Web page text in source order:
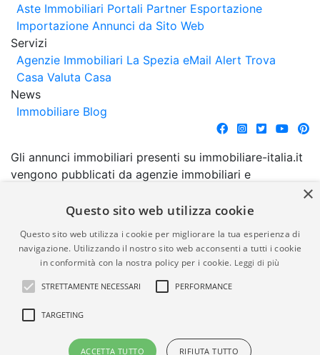
Aste Immobiliari Portali Partner Esportazione
Importazione Annunci da Sito Web
Servizi
Agenzie Immobiliari La Spezia eMail Alert Trova
Casa Valuta Casa
News
Immobiliare Blog
Gli annunci immobiliari presenti su immobiliare-italia.it
vengono pubblicati da agenzie immobiliari e
comporta l'approvazione o l'avallo da parte di
garanzia da parte di quest'ultima. immobiliare-italia.it
quindi non è responsabile della veridicità, della
correttezza, della completezza, della normativa in
materia di privacy e/o di alcun altro aspetto dei
suddetti annunci.
© Copyright 2007 - 2026
Powered by
×
Questo sito web utilizza cookie
Questo sito web utilizza i cookie per migliorare la tua esperienza di
navigazione. Utilizzando il nostro sito web acconsenti a tutti i cookie
in conformità con la nostra policy per i cookie. Leggi di più
STRETTAMENTE NECESSARI PERFORMANCE
TARGETING
ACCETTA TUTTO RIFIUTA TUTTO